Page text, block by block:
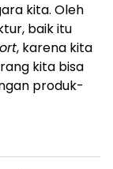
kita. Oleh
baik itu
, karena kita
kita bisa
produk-